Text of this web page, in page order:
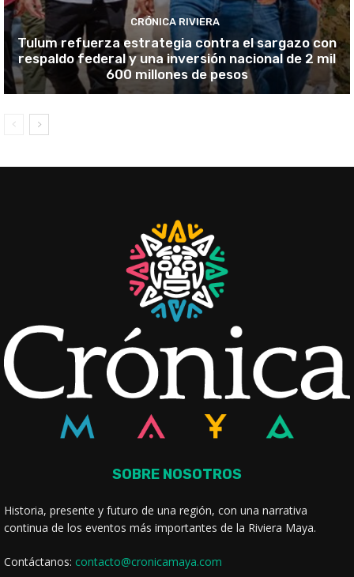
CRÓNICA RIVIERA
Tulum refuerza estrategia contra el sargazo con
respaldo federal y una inversión nacional de 2 mil
600 millones de pesos
SOBRE NOSOTROS
Historia, presente y futuro de una región, con una narrativa
continua de los eventos más importantes de la Riviera Maya.
Contáctanos: contacto@cronicamaya.com